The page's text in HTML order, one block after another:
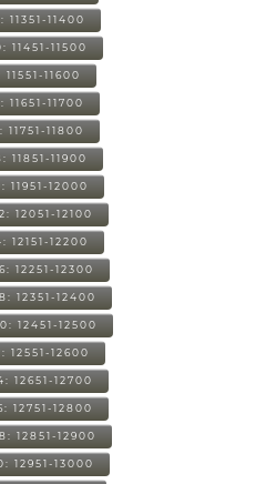
11351-11400
11451-11500
11551-11600
11651-11700
11751-11800
11851-11900
11951-12000
12051-12100
12151-12200
12251-12300
12351-12400
12451-12500
12551-12600
12651-12700
12751-12800
12851-12900
12951-13000